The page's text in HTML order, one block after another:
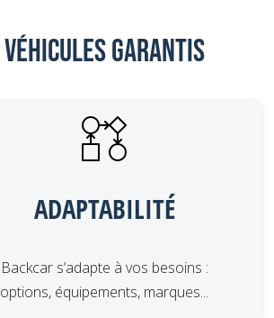
Véhicules garantis
ADAPTABILITÉ
Backcar s’adapte à vos besoins :
options, équipements, marques...